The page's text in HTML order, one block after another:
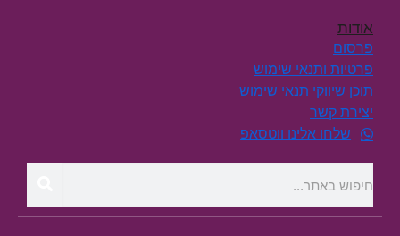
אודות
פרסום
פרטיות ותנאי שימוש
תוכן שיווקי תנאי שימוש
יצירת קשר
שלחו אלינו ווטסאפ